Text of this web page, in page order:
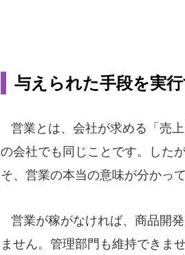
与えられた手段を実
営業とは、会社が求める「売
の会社でも同じことです。した
そ、営業の本当の意味が分かっ
営業が稼がなければ、商品開
ません。管理部門も維持できま